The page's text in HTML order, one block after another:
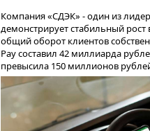
Компания «СДЭК» - один из
демонстрирует стабильный рост
общий оборот клиентов
Pay составил 42 миллиарда
превысила 150 миллионов